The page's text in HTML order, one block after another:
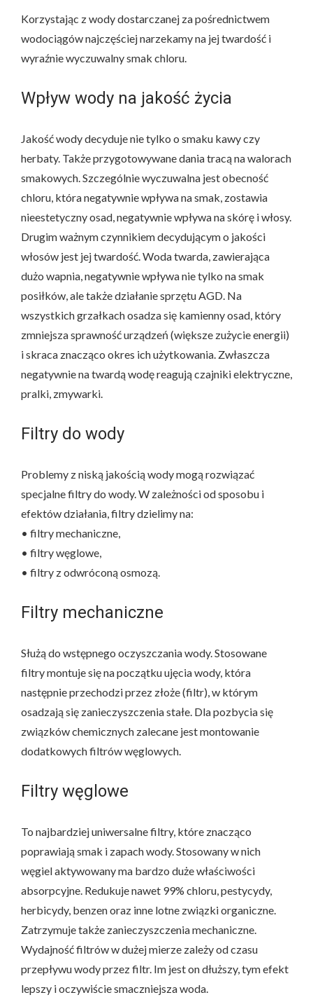
Korzystając z wody dostarczanej za pośrednictwem
wodociągów najczęściej narzekamy na jej twardość i
wyraźnie wyczuwalny smak chloru.
Wpływ wody na jakość życia
Jakość wody decyduje nie tylko o smaku kawy czy
herbaty. Także przygotowywane dania tracą na walorach
smakowych. Szczególnie wyczuwalna jest obecność
chloru, która negatywnie wpływa na smak, zostawia
nieestetyczny osad, negatywnie wpływa na skórę i włosy.
Drugim ważnym czynnikiem decydującym o jakości
włosów jest jej twardość. Woda twarda, zawierająca
dużo wapnia, negatywnie wpływa nie tylko na smak
posiłków, ale także działanie sprzętu AGD. Na
wszystkich grzałkach osadza się kamienny osad, który
zmniejsza sprawność urządzeń (większe zużycie energii)
i skraca znacząco okres ich użytkowania. Zwłaszcza
negatywnie na twardą wodę reagują czajniki elektryczne,
pralki, zmywarki.
Filtry do wody
Problemy z niską jakością wody mogą rozwiązać
specjalne filtry do wody. W zależności od sposobu i
efektów działania, filtry dzielimy na:
• filtry mechaniczne,
• filtry węglowe,
• filtry z odwróconą osmozą.
Filtry mechaniczne
Służą do wstępnego oczyszczania wody. Stosowane
filtry montuje się na początku ujęcia wody, która
następnie przechodzi przez złoże (filtr), w którym
osadzają się zanieczyszczenia stałe. Dla pozbycia się
związków chemicznych zalecane jest montowanie
dodatkowych filtrów węglowych.
Filtry węglowe
To najbardziej uniwersalne filtry, które znacząco
poprawiają smak i zapach wody. Stosowany w nich
węgiel aktywowany ma bardzo duże właściwości
absorpcyjne. Redukuje nawet 99% chloru, pestycydy,
herbicydy, benzen oraz inne lotne związki organiczne.
Zatrzymuje także zanieczyszczenia mechaniczne.
Wydajność filtrów w dużej mierze zależy od czasu
przepływu wody przez filtr. Im jest on dłuższy, tym efekt
lepszy i oczywiście smaczniejsza woda.